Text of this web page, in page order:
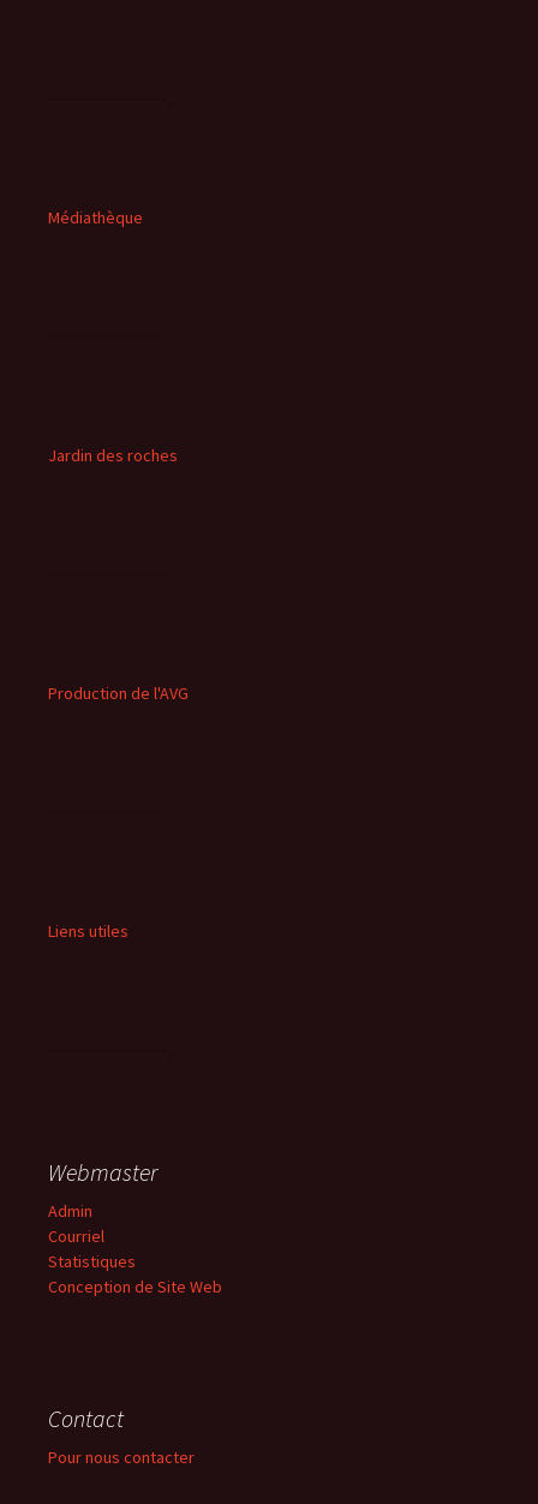
Médiathèque
Jardin des roches
Production de l'AVG
Liens utiles
Webmaster
Admin
Courriel
Statistiques
Conception de Site Web
Contact
Pour nous contacter